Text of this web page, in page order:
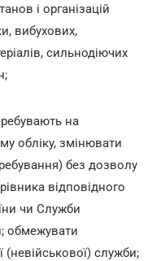
і організацій
вибухових,
сильнодіючих
на
обліку, змінювати
без дозволу
відповідного
чи Служби
обмежувати
(невійськової) служби;